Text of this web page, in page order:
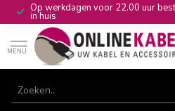
Op werkdagen voor 22.00 uur
in huis
MENU